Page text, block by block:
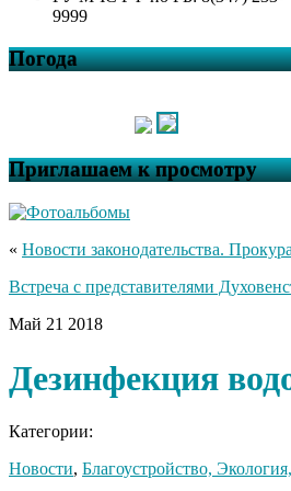
9999
Погода
Приглашаем к просмотру
« Новости законодательства.
Встреча с представителями
Май 21 2018
Дезинфекция
Категории:
Новости, Благоустройство,